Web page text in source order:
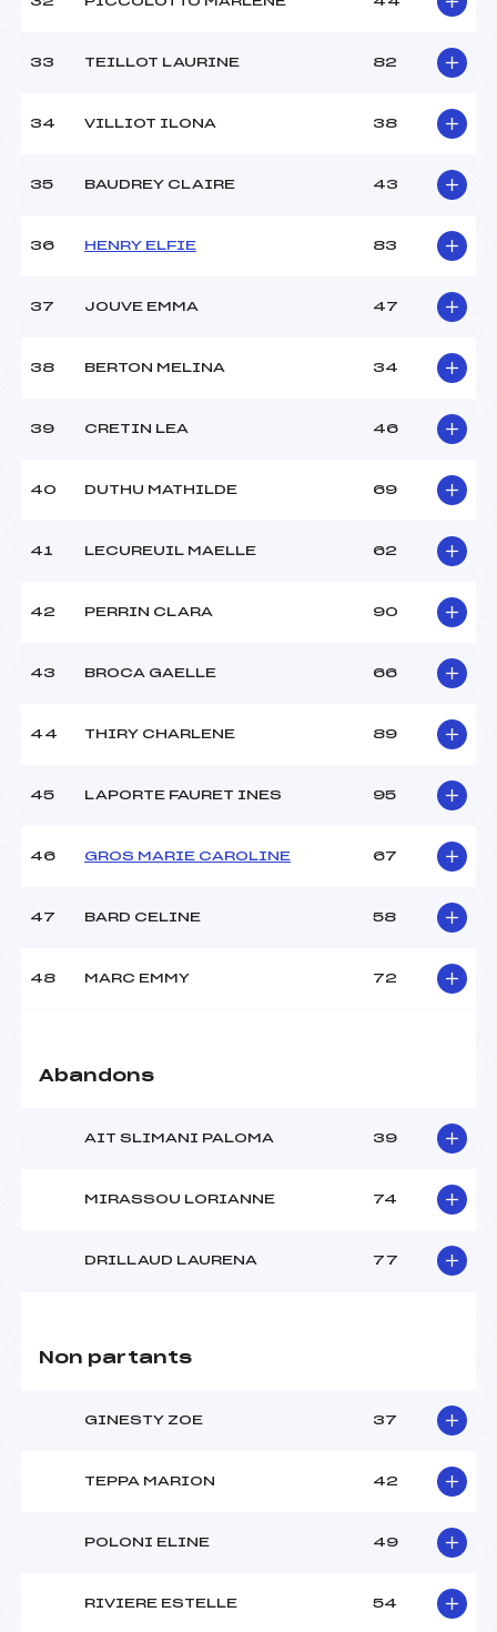
33 TEILLOT LAURINE 82
34 VILLIOT ILONA 38
35 BAUDREY CLAIRE 43
36 HENRY ELFIE 83
37 JOUVE EMMA 47
38 BERTON MELINA 34
39 CRETIN LEA 46
40 DUTHU MATHILDE 69
41 LECUREUIL MAELLE 62
42 PERRIN CLARA 90
43 BROCA GAELLE 66
44 THIRY CHARLENE 89
45 LAPORTE FAURET INES 95
46 GROS MARIE CAROLINE 67
47 BARD CELINE 58
48 MARC EMMY 72
Abandons
AIT SLIMANI PALOMA 39
MIRASSOU LORIANNE 74
DRILLAUD LAURENA 77
Non partants
GINESTY ZOE 37
TEPPA MARION 42
POLONI ELINE 49
RIVIERE ESTELLE 54